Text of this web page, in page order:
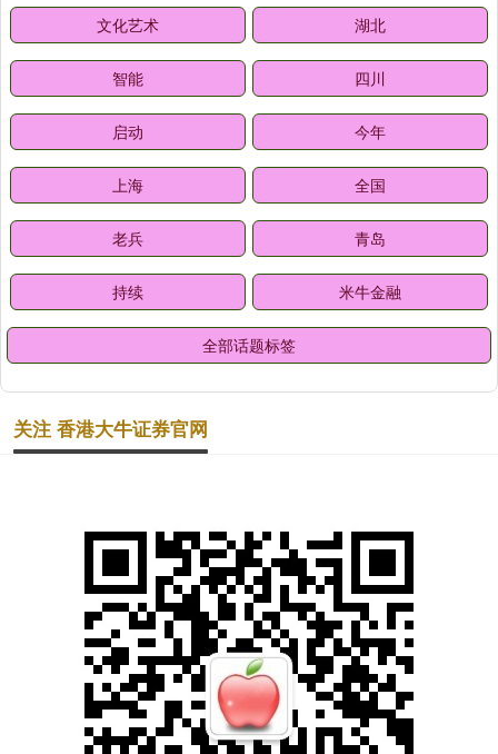
文化艺术 湖北
智能 四川
启动 今年
上海 全国
老兵 青岛
持续 米牛金融
全部话题标签
关注 香港大牛证券官网